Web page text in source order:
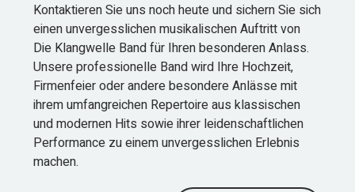
Kontaktieren Sie uns noch heute und sichern Sie sich
einen unvergesslichen musikalischen Auftritt von
Die Klangwelle Band für Ihren besonderen Anlass.
Unsere professionelle Band wird Ihre Hochzeit,
Firmenfeier oder andere besondere Anlässe mit
ihrem umfangreichen Repertoire aus klassischen
und modernen Hits sowie ihrer leidenschaftlichen
Performance zu einem unvergesslichen Erlebnis
machen.